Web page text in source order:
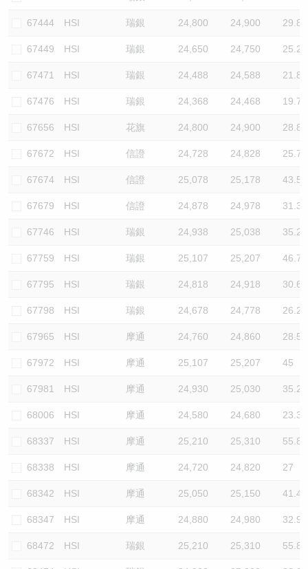
67444 HSI 瑞銀 24,800 24,900 29.8
67449 HSI 瑞銀 24,650 24,750 25.2
67471 HSI 瑞銀 24,488 24,588 21.8
67476 HSI 瑞銀 24,368 24,468 19.7
67656 HSI 花旗 24,800 24,900 28.8
67672 HSI 信證 24,728 24,828 25.7
67674 HSI 信證 25,078 25,178 43.5
67679 HSI 信證 24,878 24,978 31.3
67746 HSI 瑞銀 24,938 25,038 35.2
67759 HSI 瑞銀 25,107 25,207 46.7
67795 HSI 瑞銀 24,818 24,918 30.6
67798 HSI 瑞銀 24,678 24,778 26.2
67965 HSI 摩通 24,760 24,860 28.5
67972 HSI 摩通 25,107 25,207 45
67981 HSI 摩通 24,930 25,030 35.2
68006 HSI 摩通 24,580 24,680 23.3
68337 HSI 摩通 25,210 25,310 55.8
68338 HSI 摩通 24,720 24,820 27
68342 HSI 摩通 25,050 25,150 41.4
68347 HSI 摩通 24,880 24,980 32.9
68472 HSI 瑞銀 25,210 25,310 55.8